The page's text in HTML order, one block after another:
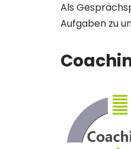
Als
Aufgaben zu